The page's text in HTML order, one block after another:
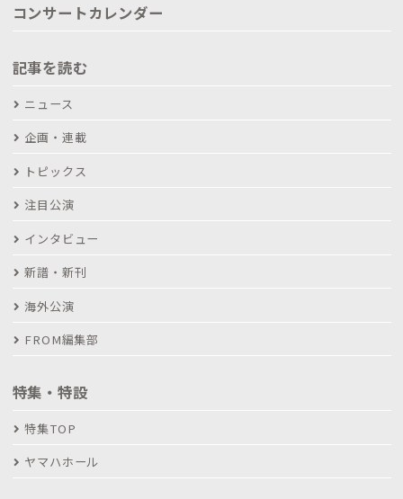
コンサートカレンダー
記事を読む
ニュース
企画・連載
トピックス
注目公演
インタビュー
新譜・新刊
海外公演
FROM編集部
特集・特設
特集TOP
ヤマハホール